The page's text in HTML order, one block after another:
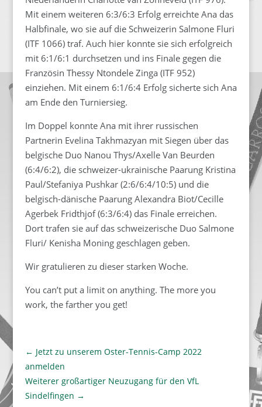
Mit einem weiteren 6:3/6:3 Erfolg erreichte Ana das
Halbfinale, wo sie auf die Schweizerin Salmone Fluri
(ITF 1066) traf. Auch hier konnte sie sich erfolgreich
mit 6:1/6:1 durchsetzen und ins Finale gegen die
Französin Thessy Ntondele Zinga (ITF 952)
einziehen. Mit einem 6:1/6:4 Erfolg sicherte sich Ana
am Ende den Turniersieg.
Im Doppel konnte Ana mit ihrer russischen
Partnerin Evelina Takhmazyan mit Siegen über das
belgische Duo Nanou Thys/Axelle Van Beurden
(6:4/6:2), die schweizer-ukrainische Paarung Kristina
Paul/Stefaniya Pushkar (2:6/6:4/10:5) und die
belgisch-dänische Paarung Alexandra Biot/Cecille
Agerbek Fridthjof (6:3/6:4) das Finale erreichen.
Dort trafen sie auf das schweizerische Duo Salmone
Fluri/ Kenisha Moning geschlagen geben.
Wir gratulieren zu dieser starken Woche.
You can’t put a limit on anything. The more you
work, the farther you get!
← Jetzt zu unserem Oster-Tennis-Camp 2022
anmelden
Weiterer großartiger Neuzugang für den VfL
Sindelfingen →